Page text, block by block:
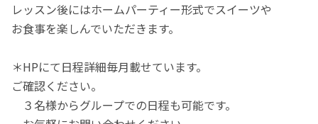
レッスン後にはホームパーティー形式でスイーツや
お食事を楽しんでいただきます。
＊HPにて日程詳細毎月載せています。
ご確認ください。
３名様からグループでの日程も可能です。